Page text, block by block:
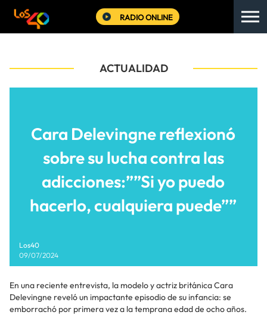
RADIO ONLINE
ACTUALIDAD
Cara Delevingne reflexionó
sobre su lucha contra las
adicciones:””Si yo puedo
hacerlo, cualquiera puede””
Los40
09/07/2024
En una reciente entrevista, la modelo y actriz británica Cara
Delevingne reveló un impactante episodio de su infancia: se
emborrachó por primera vez a la temprana edad de ocho años.